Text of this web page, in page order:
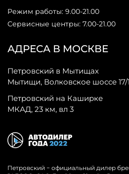
АДРЕСА В МОСКВЕ
Петровский в Мытищах
Мытищи, Волковское шоссе 17/1
Петровский на Каширке
МКАД, 23 км, вл 3
Режим работы: 9.00-21.00
Сервисные центры: 7.00-21.00
Петровский − официальный дилер